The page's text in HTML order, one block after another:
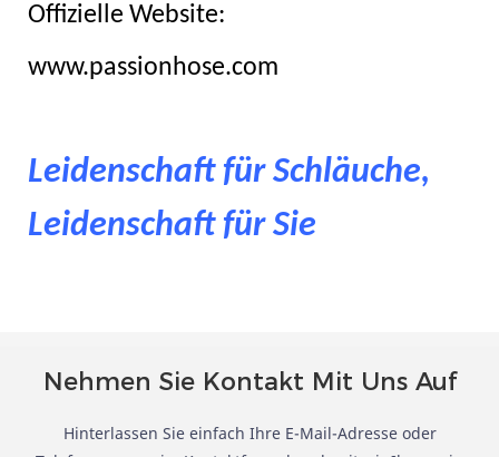
Offizielle Website:
www.passionhose.com
Leidenschaft für Schläuche,
Leidenschaft für Sie
Nehmen Sie Kontakt Mit Uns Auf
Hinterlassen Sie einfach Ihre E-Mail-Adresse oder